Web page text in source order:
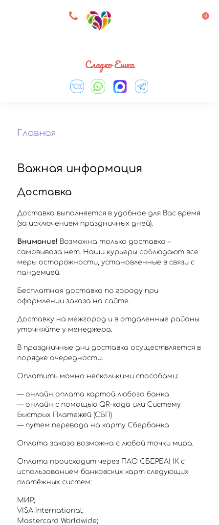
8 927 083 33 05 0
Сладко Ешка
Главная
Важная информация
Доставка
Доставка выполняется в удобное для Вас время
(за исключением праздничных дней).
Внимание! Возможна только доставка –
самовывоза нет. Наши курьеры соблюдают все
меры осторожности, установленные в связи с
пандемией.
Бесплатная доставка по городу при
оформлении заказа на сайте.
Доставку на межгород и в отдаленные районы
уточняйте у менеджера.
В праздничные дни доставка осуществляется в
порядке очередности.
Оплатить можно несколькими способами:
— онлайн оплата картой любого банка
— онлайн с помощью QR-кода или Систему
Быстрых Платежей (СБП)
— путем перевода на карту Сбербанка
Оплата заказа возможна с любой точки мира.
Оплата происходит через ПАО СБЕРБАНК с
использованием банковских карт следующих
платёжных систем:
МИР;
VISA International;
Mastercard Worldwide;